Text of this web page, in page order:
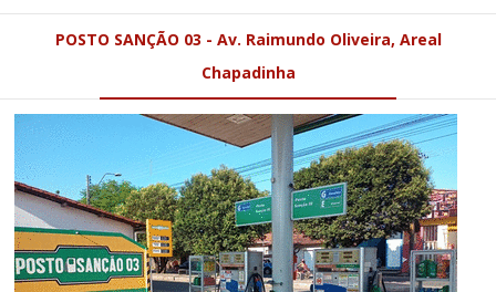
POSTO SANÇÃO 03 - Av. Raimundo Oliveira, Areal
Chapadinha